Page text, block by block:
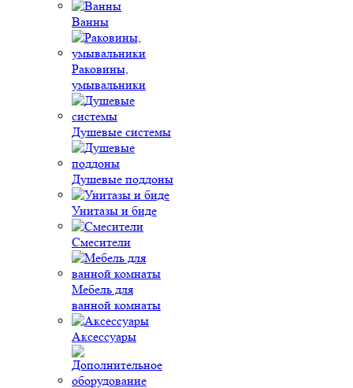
Ванны
Раковины,
умывальники
Душевые системы
Душевые поддоны
Унитазы и биде
Смесители
Мебель для
ванной комнаты
Аксессуары